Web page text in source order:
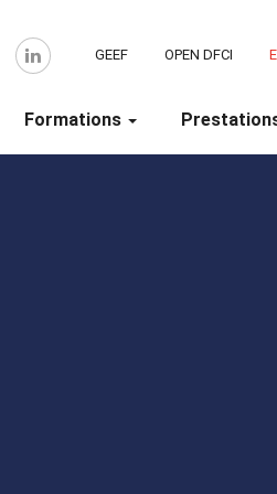
GEEF OPEN DFCI
Formations